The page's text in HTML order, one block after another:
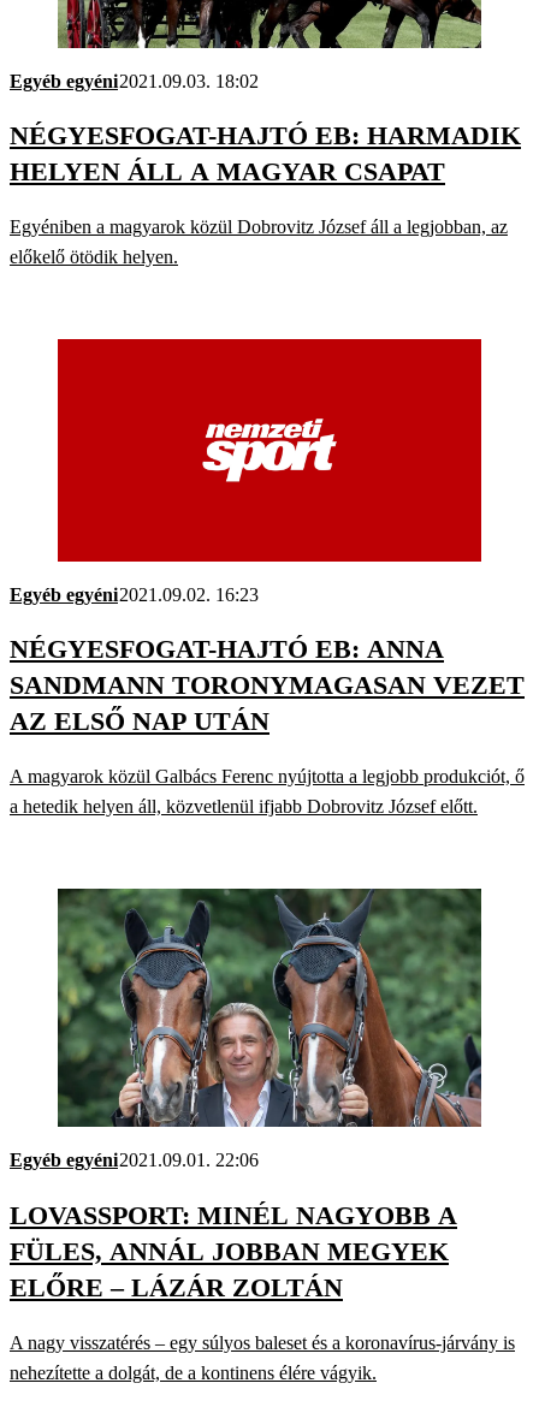
Egyéb egyéni2021.09.03. 18:02
NÉGYESFOGAT-HAJTÓ EB: HARMADIK
HELYEN ÁLL A MAGYAR CSAPAT
Egyéniben a magyarok közül Dobrovitz József áll a legjobban, az
előkelő ötödik helyen.
Egyéb egyéni2021.09.02. 16:23
NÉGYESFOGAT-HAJTÓ EB: ANNA
SANDMANN TORONYMAGASAN VEZET
AZ ELSŐ NAP UTÁN
A magyarok közül Galbács Ferenc nyújtotta a legjobb produkciót, ő
a hetedik helyen áll, közvetlenül ifjabb Dobrovitz József előtt.
Egyéb egyéni2021.09.01. 22:06
LOVASSPORT: MINÉL NAGYOBB A
FÜLES, ANNÁL JOBBAN MEGYEK
ELŐRE – LÁZÁR ZOLTÁN
A nagy visszatérés – egy súlyos baleset és a koronavírus-járvány is
nehezítette a dolgát, de a kontinens élére vágyik.